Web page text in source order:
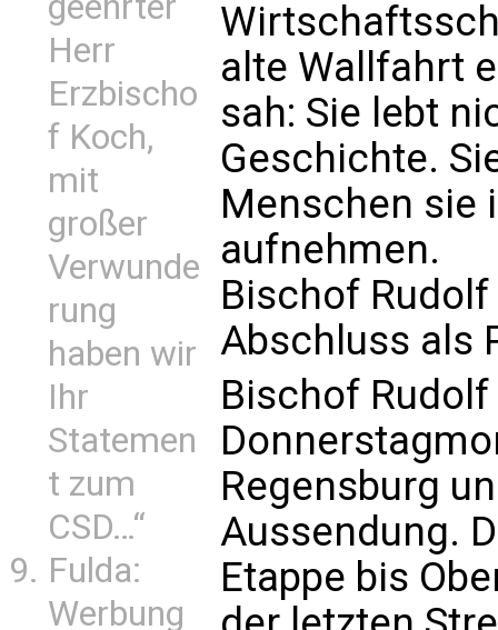
Herr
Erzbischo
f Koch,
mit
großer
Verwunde
rung
haben wir
Ihr
Statemen
t zum
CSD…“
Fulda:
Werbung
alte Wallfahrt
sah: Sie lebt
Geschichte.
Menschen sie
aufnehmen.
Bischof
Abschluss als
Bischof
Regensburg
Aussendung.
Etappe bis